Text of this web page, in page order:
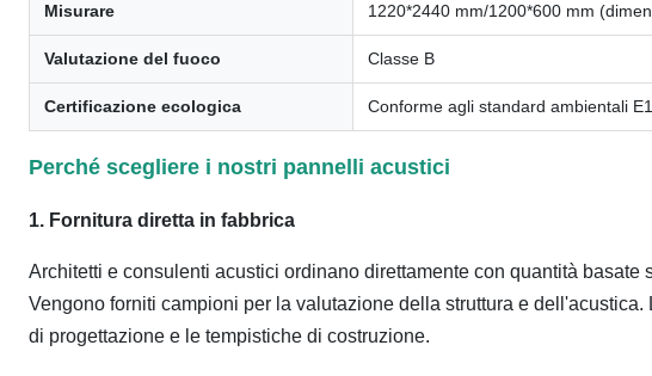
Misurare 1220*2440 mm/1200*600 mm
Valutazione del fuoco Classe B
Certificazione ecologica Conforme agli standard ambientali
Perché scegliere i nostri pannelli acustici
1. Fornitura diretta in fabbrica
Architetti e consulenti acustici ordinano direttamente con quantità basate
Vengono forniti campioni per la valutazione della struttura e
di progettazione e le tempistiche di costruzione.